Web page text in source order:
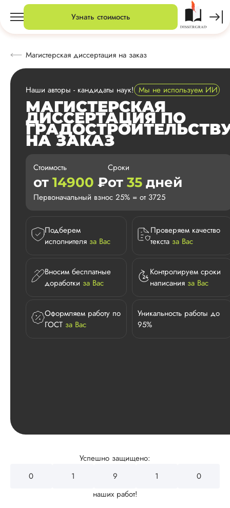
Узнать стоимость
Магистерская диссертация на заказ
Наши авторы - кандидаты наук! Мы не используем ИИ
МАГИСТЕРСКАЯ
ДИССЕРТАЦИЯ ПО
НА ЗАКАЗ
Стоимость
от 14900 ₽
Сроки
от 35 дней
Первоначальный взнос 25% = от 3725
Подберем
исполнителя за Вас
Проверяем качество
текста за Вас
Вносим бесплатные
доработки за Вас
Контролируем сроки
написания за Вас
Оформляем работу по
ГОСТ за Вас
Уникальность работы до
95%
Успешно защищено:
8
9
2
2
0
наших работ!